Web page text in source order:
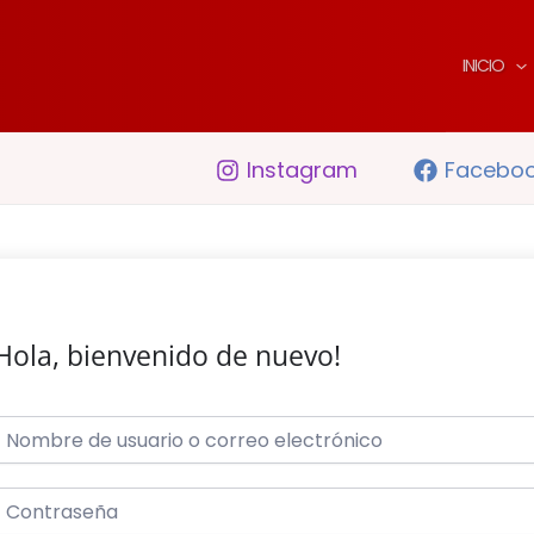
INICIO
Instagram
bienvenido de nuevo!